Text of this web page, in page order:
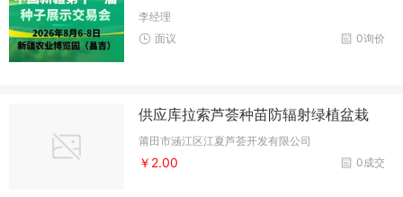
李经理
0询价
面议
供应库拉索芦荟种苗防辐射绿植盆栽
莆田市涵江区江夏芦荟开发有限公司
0成交
￥2.00